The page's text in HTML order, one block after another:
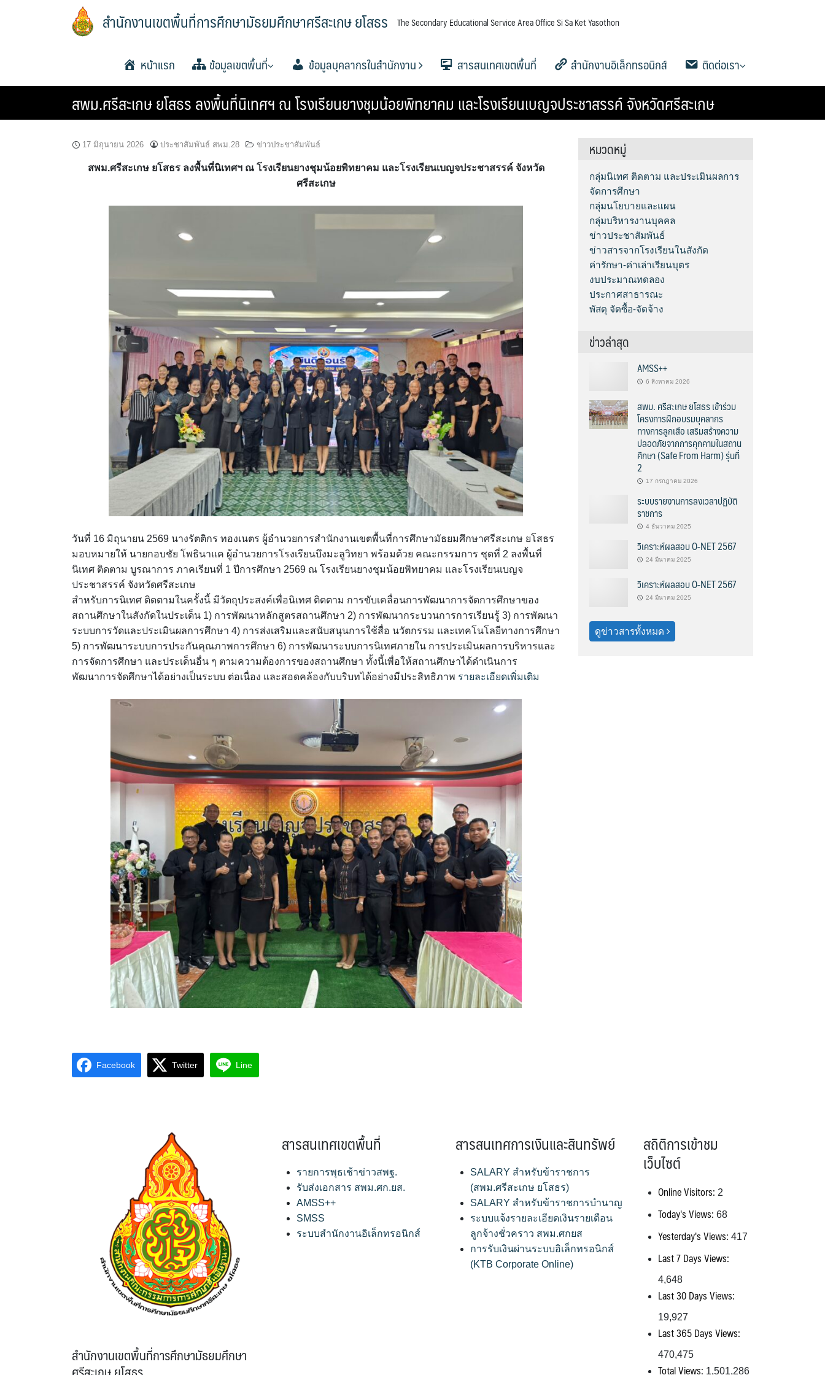
สำนักงานเขตพื้นที่การศึกษามัธยมศึกษาศรีสะเกษ ยโสธร The Secondary Educational Service Area Office Si Sa Ket Yasothon
หน้าแรก ข้อมูลเขตพื้นที่
ประวัติความเป็นมา
วิสัยทัศน์และพันธกิจ
หน้าที่และอำนาจ
แผนพัฒนาคุณภาพการศึกษาขั้น
พื้นฐานพ.ศ.2561-2564
แผนพัฒนาคุณภาพการศึกษาขั้น
พื้นฐาน พ.ศ.2565-2567
แผนพัฒนาคุณภาพการศึกษาขั้น
พื้นฐานพ.ศ.2566-2570
โครงสร้าง หน้าที่และอำนาจ
ทำเนียบ อ.ก.ค.ศ. เขตพื้นที่การ
ศึกษา
อำนาจหน้าที่ อ.ก.ค.ศ.
ประกาศ ตั้ง อ.ก.ค.ศ. เขตพื้นที่
การศึกษามัธยมศึกษา
ปฏิทินการประชุม อ.ก.ค.ศ. เขต
พื้นที่การศึกษามัธยมศึกษาศรีสะเกษ
ข้อมูลบุคลากรในสำนักงาน
ข้อมูลผู้บริหาร
กลุ่มอำนวยการ
กลุ่มบริหารงานการเงินและ
สินทรัพย์
กลุ่มบริหารงานบุคคล
กลุ่มนิเทศ ติดตาม และประเมินผล
การจัดการศึกษา
กลุ่มส่งเสริมการจัดการศึกษา
กลุ่มนโยบายและแผน
กลุ่มส่งเสริมการศึกษาทางไกลฯ
กลุ่มพัฒนาครูและบุคลากร
ทางการศึกษา
กลุ่มกฏหมายและคดี
หน่วยตรวจสอบภายใน
สารสนเทศเขตพื้นที่
ข้อมูลนักเรียน
วิเคราะห์ผลสอบ O-NET 2565
วิเคราะห์ผลสอบ O-NET 2567
แผนบริหารการศึกษาขั้นพื้นฐาน
ปีงบ 2567
ผลงานวิชาการและงานวิจัย
เอกสารเผยแพร่ คู่มือการใช้งานเว็บไซต์
ดาวน์โหลดเอกสารเผยแพร่
PISA CENTER
สำนักงานอิเล็กทรอนิกส์
AMSS++
คู่มือ AMSS++
SMSS
Ememo
คู่มือ Ememo
e-SME
คู่มือ e-SME
สารสนเทศการเงินและสินทรัพย์
ระบบรายงานการลงเวลาปฏิบัติ
ราชการ
ติดต่อเรา
สายตรง ผอ.เขต
ข้อมูลการติดต่อและช่องทางการ
สอบถาม
Q&A กระดานถาม-ตอบ
Social Media
ระบบสมาชิก
สพม.ศรีสะเกษ ยโสธร ลงพื้นที่นิเทศฯ ณ โรงเรียนยางชุมน้อยพิทยาคม และโรงเรียนเบญจประชาสรรค์ จังหวัดศรีสะเกษ
17 มิถุนายน 2026 ประชาสัมพันธ์ สพม.28 ข่าวประชาสัมพันธ์
สพม.ศรีสะเกษ ยโสธร ลงพื้นที่นิเทศฯ ณ โรงเรียนยางชุมน้อยพิทยาคม และโรงเรียนเบญจประชาสรรค์ จังหวัด
ศรีสะเกษ
วันที่ 16 มิถุนายน 2569 นางรัตติกร ทองเนตร ผู้อำนวยการสำนักงานเขตพื้นที่การศึกษามัธยมศึกษาศรีสะเกษ ยโสธร
มอบหมายให้ นายกอบชัย โพธินาแค ผู้อำนวยการโรงเรียนบึงมะลูวิทยา พร้อมด้วย คณะกรรมการ ชุดที่ 2 ลงพื้นที่
นิเทศ ติดตาม บูรณาการ ภาคเรียนที่ 1 ปีการศึกษา 2569 ณ โรงเรียนยางชุมน้อยพิทยาคม และโรงเรียนเบญจ
ประชาสรรค์ จังหวัดศรีสะเกษ
สำหรับการนิเทศ ติดตามในครั้งนี้ มีวัตถุประสงค์เพื่อนิเทศ ติดตาม การขับเคลื่อนการพัฒนาการจัดการศึกษาของ
สถานศึกษาในสังกัดในประเด็น 1) การพัฒนาหลักสูตรสถานศึกษา 2) การพัฒนากระบวนการการเรียนรู้ 3) การพัฒนา
ระบบการวัดและประเมินผลการศึกษา 4) การส่งเสริมและสนับสนุนการใช้สื่อ นวัตกรรม และเทคโนโลยีทางการศึกษา
5) การพัฒนาระบบการประกันคุณภาพการศึกษา 6) การพัฒนาระบบการนิเทศภายใน การประเมินผลการบริหารและ
การจัดการศึกษา และประเด็นอื่น ๆ ตามความต้องการของสถานศึกษา ทั้งนี้เพื่อให้สถานศึกษาได้ดำเนินการ
พัฒนาการจัดศึกษาได้อย่างเป็นระบบ ต่อเนื่อง และสอดคล้องกับบริบทได้อย่างมีประสิทธิภาพ รายละเอียดเพิ่มเติม
Facebook Twitter Line
หมวดหมู่
กลุ่มนิเทศ ติดตาม และประเมินผลการ
จัดการศึกษา
กลุ่มนโยบายและแผน
กลุ่มบริหารงานบุคคล
ข่าวประชาสัมพันธ์
ข่าวสารจากโรงเรียนในสังกัด
ค่ารักษา-ค่าเล่าเรียนบุตร
งบประมาณทดลอง
ประกาศสาธารณะ
พัสดุ จัดซื้อ-จัดจ้าง
ข่าวล่าสุด
AMSS++
6 สิงหาคม 2026
สพม. ศรีสะเกษ ยโสธร เข้าร่วม
โครงการฝึกอบรมบุคลากร
ทางการลูกเสือ เสริมสร้างความ
ปลอดภัยจากการคุกคามในสถาน
ศึกษา (Safe From Harm) รุ่นที่
2
17 กรกฎาคม 2026
ระบบรายงานการลงเวลาปฏิบัติ
ราชการ
4 ธันวาคม 2025
วิเคราะห์ผลสอบ O-NET 2567
24 มีนาคม 2025
วิเคราะห์ผลสอบ O-NET 2567
24 มีนาคม 2025
ดูข่าวสารทั้งหมด
สำนักงานเขตพื้นที่การศึกษามัธยมศึกษา
สารสนเทศเขตพื้นที่
รายการพุธเช้าข่าวสพฐ.
รับส่งเอกสาร สพม.ศก.ยส.
AMSS++
SMSS
ระบบสำนักงานอิเล็กทรอนิกส์
สารสนเทศการเงินและสินทรัพย์
SALARY สำหรับข้าราชการ
(สพม.ศรีสะเกษ ยโสธร)
SALARY สำหรับข้าราชการบำนาญ
ระบบแจ้งรายละเอียดเงินรายเดือน
ลูกจ้างชั่วคราว สพม.ศกยส
การรับเงินผ่านระบบอิเล็กทรอนิกส์
(KTB Corporate Online)
สถิติการเข้าชม
เว็บไซต์
Online Visitors: 2
Today's Views: 68
Yesterday's Views: 417
Last 7 Days Views:
4,648
Last 30 Days Views:
19,927
Last 365 Days Views:
470,475
Total Views: 1,501,286